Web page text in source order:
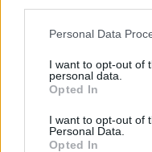
Personal Data
I want to opt-out of
personal data.
Opted In
I want to opt-out of
Personal Data.
Opted In
di